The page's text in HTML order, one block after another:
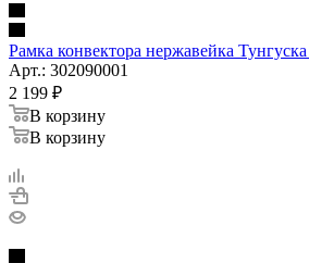
Рамка конвектора нержавейка
Арт.: 302090001
2 199 ₽
В корзину
В корзину